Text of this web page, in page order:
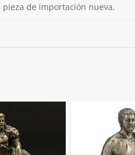
de importación nueva.